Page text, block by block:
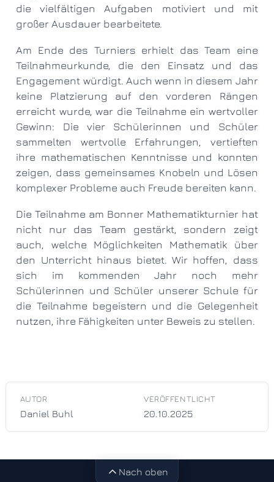
die vielfältigen Aufgaben motiviert und mit
großer Ausdauer bearbeitete.
Am Ende des Turniers erhielt das Team eine
Teilnahmeurkunde, die den Einsatz und das
Engagement würdigt. Auch wenn in diesem Jahr
keine Platzierung auf den vorderen Rängen
erreicht wurde, war die Teilnahme ein wertvoller
Gewinn: Die vier Schülerinnen und Schüler
sammelten wertvolle Erfahrungen, vertieften
ihre mathematischen Kenntnisse und konnten
zeigen, dass gemeinsames Knobeln und Lösen
komplexer Probleme auch Freude bereiten kann.
Die Teilnahme am Bonner Mathematikturnier hat
nicht nur das Team gestärkt, sondern zeigt
auch, welche Möglichkeiten Mathematik über
den Unterricht hinaus bietet. Wir hoffen, dass
sich im kommenden Jahr noch mehr
Schülerinnen und Schüler unserer Schule für
die Teilnahme begeistern und die Gelegenheit
nutzen, ihre Fähigkeiten unter Beweis zu stellen.
AUTOR
Daniel Buhl
VERÖFFENTLICHT
20.10.2025
Nach oben